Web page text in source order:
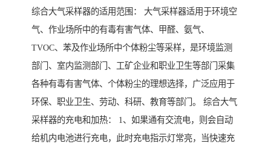
综合大气采样器的适用范围： 大气采样器适用于环境空
气、作业场所中的有毒有害气体、甲醛、氨气、
TVOC、苯及作业场所中个体粉尘等采样，是环境监测
部门、室内监测部门、工矿企业和职业卫生等部门采集
各种有毒有害气体、个体粉尘的理想选择，广泛应用于
环保、职业卫生、劳动、科研、教育等部门。 综合大气
采样器的充电和加热： 1、如果通有交流电，则会自动
给机内电池进行充电，此时充电指示灯常亮，当快速充